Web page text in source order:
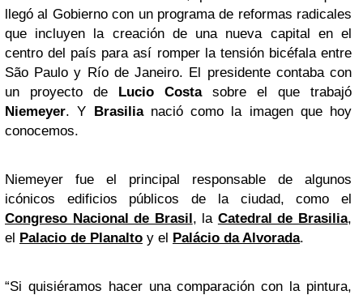
llegó al Gobierno con un programa de reformas radicales
que incluyen la creación de una nueva capital en el
centro del país para así romper la tensión bicéfala entre
São Paulo y Río de Janeiro. El presidente contaba con
un proyecto de Lucio Costasobre el que trabajó
Niemeyer. Y Brasilianació como la imagen que hoy
conocemos.
Niemeyer fue el principal responsable de algunos
icónicos edificios públicos de la ciudad, como el
Congreso Nacional de Brasil, la Catedral de Brasilia,
el Palacio de Planalto y el Palácio da Alvorada.
“Si quisiéramos hacer una comparación con la pintura,